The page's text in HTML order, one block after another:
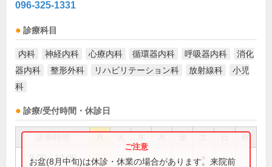
096-325-1331
診療科目
内科 神経内科 心療内科 循環器内科 呼吸器内科
消化
器内科
整形外科 リハビリテーション科 放射線科
小児
科
診療/受付時間・休診日
祝
9:00～13:00
お盆(8月中旬)は休診・休業の場合があります。来院前